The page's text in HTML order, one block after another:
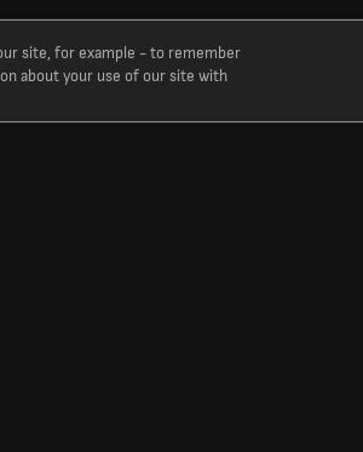
site, for example - to remember
about your use of our site with